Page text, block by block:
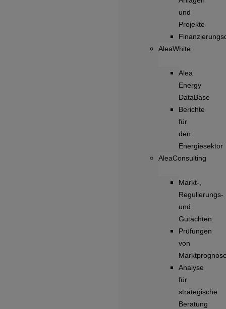
und
Projekte
AleaWhite
Alea
Energy
DataBase
Berichte
für
den
Energiesektor
AleaConsulting
Markt-,
Regulierungs-
und
Gutachten
Prüfungen
von
Analyse
für
strategische
Beratung